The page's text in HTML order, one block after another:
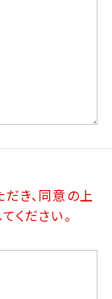
き、同意の上
ください。